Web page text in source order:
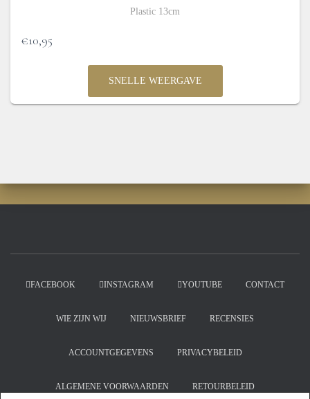
Plastic 13cm
€10,95
SNELLE WEERGAVE
FACEBOOK INSTAGRAM YOUTUBE CONTACT
WIE ZIJN WIJ NIEUWSBRIEF RECENSIES
ACCOUNTGEGEVENS PRIVACYBELEID
ALGEMENE VOORWAARDEN RETOURBELEID